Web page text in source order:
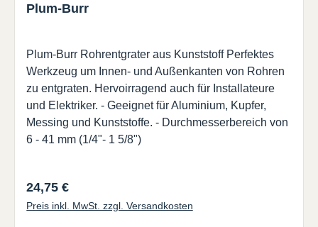
Materialien, welche ebenso umwelt- wie
bietet Ihnen die höchsten Qualitätseigenschaften,
die sie von jedem VARGUS-Produkt erwarten.
Plum-Burr
Plum-Burr Rohrentgrater aus Kunststoff Perfektes
Werkzeug um Innen- und Außenkanten von Rohren
zu entgraten. Hervoirragend auch für Installateure
und Elektriker. - Geeignet für Aluminium, Kupfer,
Messing und Kunststoffe. - Durchmesserbereich von
6 - 41 mm (1/4"- 1 5/8")
Regulärer Preis:
24,75 €
Preis inkl. MwSt. zzgl. Versandkosten